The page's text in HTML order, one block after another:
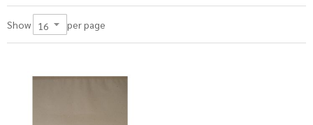
Show per page